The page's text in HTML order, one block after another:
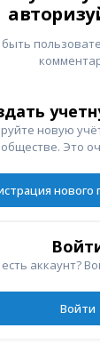
новую
Это
нового
аккаунт?
Войти